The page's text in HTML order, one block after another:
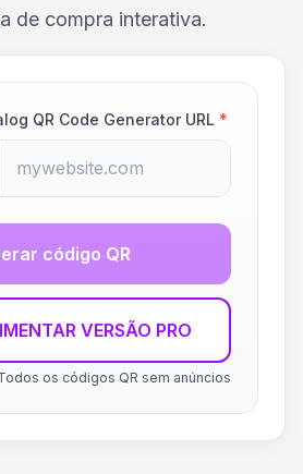
de compra interativa.
QR Code Generator URL *
código QR
VERSÃO PRO
os códigos QR sem anúncios